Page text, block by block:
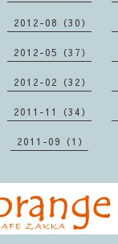
2012-08（30）
2012-05（37）
2012-02（32）
2011-11（34）
2011-09（1）